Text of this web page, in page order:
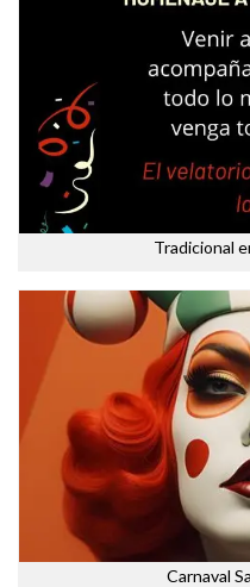
Tradicional
Carnaval